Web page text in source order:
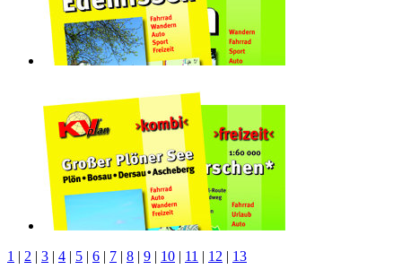
1 | 2 | 3 | 4 | 5 | 6 | 7 | 8 | 9 | 10 | 11 | 12 | 13